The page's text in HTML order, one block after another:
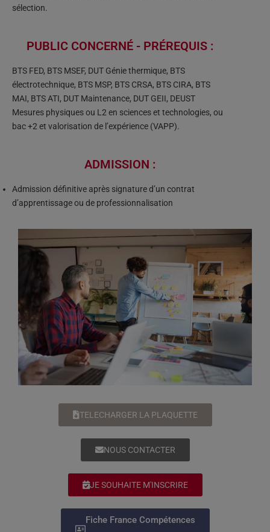
sélection.
PUBLIC CONCERNÉ - PRÉREQUIS :​
BTS FED, BTS MSEF, DUT Génie thermique, BTS
électrotechnique, BTS MSP, BTS CRSA, BTS CIRA, BTS
MAI, BTS ATI, DUT Maintenance, DUT GEII, DEUST
Mesures physiques ou L2 en sciences et technologies, ou
bac +2 et valorisation de l’expérience (VAPP).
ADMISSION :
Admission définitive après signature d’un contrat
d’apprentissage ou de professionnalisation
TELECHARGER LA PLAQUETTE
NOUS CONTACTER
JE SOUHAITE M'INSCRIRE
Fiche France Compétences